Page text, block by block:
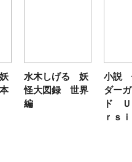
水木しげる 妖
怪大図録 世界
編
小説
ダー
ド Ｕ
ｒｓ